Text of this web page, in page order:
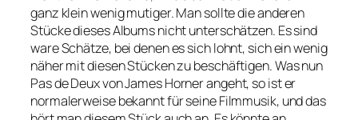
ganz klein wenig mutiger. Man sollte die anderen
Stücke dieses Albums nicht unterschätzen. Es sind
ware Schätze, bei denen es sich lohnt, sich ein wenig
näher mit diesen Stücken zu beschäftigen. Was nun
Pas de Deux von James Horner angeht, so ist er
normalerweise bekannt für seine Filmmusik, und das